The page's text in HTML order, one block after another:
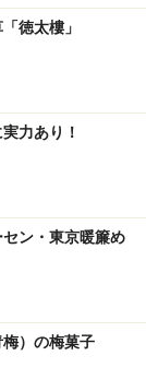
徳太樓」
力あり！
ン・東京暖簾め
）の梅菓子